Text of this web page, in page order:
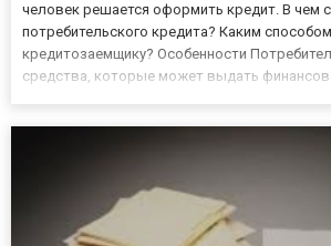
человек решается оформить кредит. В чем
потребительского кредита? Каким
кредитозаемщику? Особенности
средства, которые может выдать